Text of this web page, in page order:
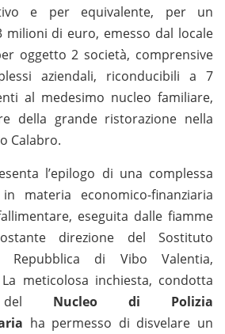
e per equivalente, per un
di euro, emesso dal locale
oggetto 2 società, comprensive
aziendali, riconducibili a 7
al medesimo nucleo familiare,
della grande ristorazione nella
Calabro.
l’epilogo di una complessa
materia economico-finanziaria
eseguita dalle fiamme
direzione del Sostituto
Repubblica di Vibo Valentia,
meticolosa inchiesta, condotta
del Nucleo di Polizia
ha permesso di disvelare un